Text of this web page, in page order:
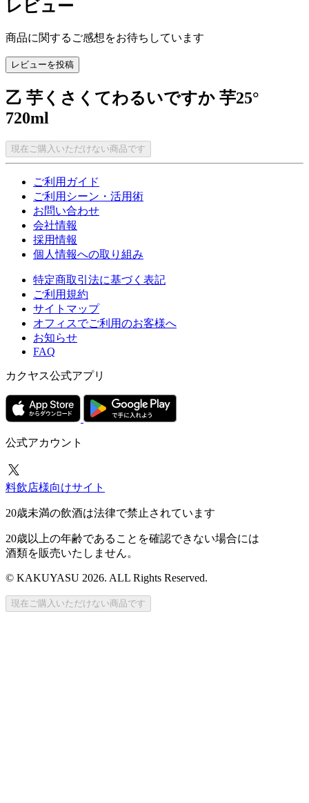
レビュー
商品に関するご感想をお待ちしています
レビューを投稿
乙 芋くさくてわるいですか 芋25°
720ml
現在ご購入いただけない商品です
ご利用ガイド
ご利用シーン・活用術
お問い合わせ
会社情報
採用情報
個人情報への取り組み
特定商取引法に基づく表記
ご利用規約
サイトマップ
オフィスでご利用のお客様へ
お知らせ
FAQ
カクヤス公式アプリ
公式アカウント
料飲店様向けサイト
20歳未満の飲酒は法律で禁止されています
20歳以上の年齢であることを確認できない場合には
酒類を販売いたしません。
© KAKUYASU 2026. ALL Rights Reserved.
現在ご購入いただけない商品です